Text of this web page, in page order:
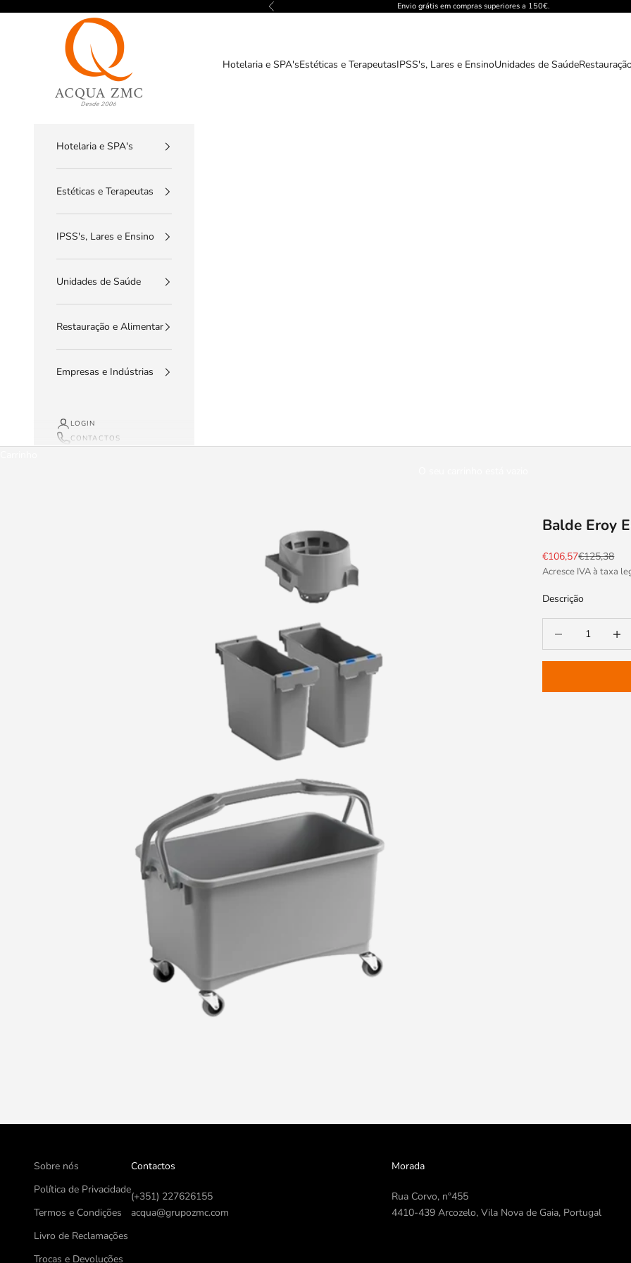
Anterior Envio grátis em compras superiores a 150€.
ACQUA ZMC
Hotelaria e SPA'sEstéticas e TerapeutasIPSS's, Lares e EnsinoUnidades de Saúde
Hotelaria e SPA's
Estéticas e Terapeutas
IPSS's, Lares e Ensino
Unidades de Saúde
Restauração e Alimentar
Empresas e Indústrias
LOGIN
CONTACTOS
Balde Eroy
Preço promocional
€106,57Preço normal
€125,38
Acresce IVA à taxa
Descrição
Sobre nós
Política de Privacidade
Termos e Condições
Livro de Reclamações
Trocas e Devoluções
Contactos
(+351) 227626155
acqua@grupozmc.com
Morada
Rua Corvo, nº455
4410-439 Arcozelo, Vila Nova de Gaia, Portugal